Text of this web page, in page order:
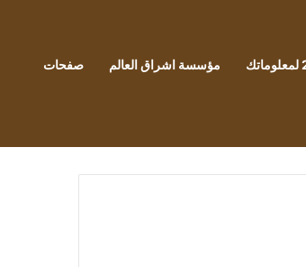
مؤسسة اشراق العالم صفحات